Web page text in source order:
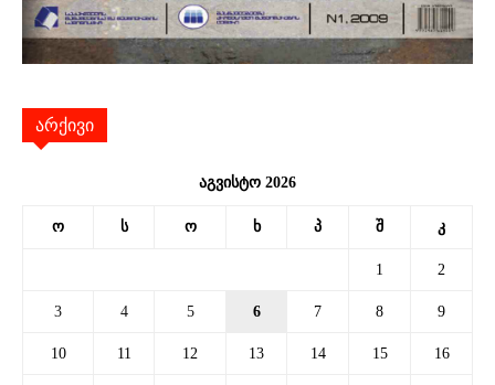
არქივი
აგვისტო 2026
ო ს ო ხ პ შ კ
1 2
3 4 5 6 7 8 9
10 11 12 13 14 15 16